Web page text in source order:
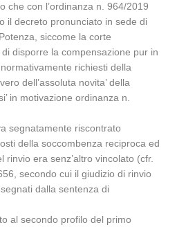
che con l’ordinanza n. 964/2019
il decreto pronunciato in sede di
siccome la corte
disporre la compensazione pur in
richiesti della
dell’assoluta novita’ della
in motivazione ordinanza n.
segnatamente riscontrato
della soccombenza reciproca ed
era senz’altro vincolato (cfr.
secondo cui il giudizio di rinvio
dalla sentenza di
al secondo profilo del primo